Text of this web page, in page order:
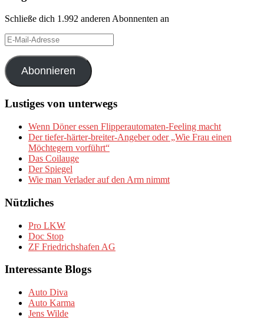
Schließe dich 1.992 anderen Abonnenten an
E-
Mail-
Adresse
Abonnieren
Lustiges von unterwegs
Wenn Döner essen Flipperautomaten-Feeling macht
Der tiefer-härter-breiter-Angeber oder „Wie Frau einen
Möchtegern vorführt“
Das Coilauge
Der Spiegel
Wie man Verlader auf den Arm nimmt
Nützliches
Pro LKW
Doc Stop
ZF Friedrichshafen AG
Interessante Blogs
Auto Diva
Auto Karma
Jens Wilde